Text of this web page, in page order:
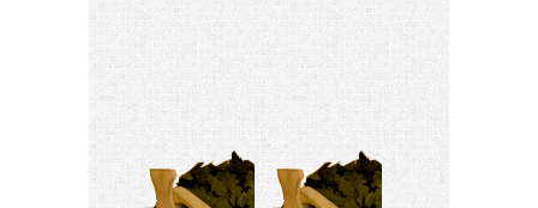
профессиональных
Сегодня мы
расскажем
вам
увлекательную
метров
невиданной
роскоши
на яхте
Культовое